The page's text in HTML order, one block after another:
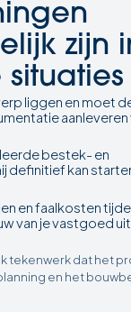
zijn
liggen en moet
bestek- en
definitief kan
en faalkosten
van je vastgoed
tekenwerk dat het
en het